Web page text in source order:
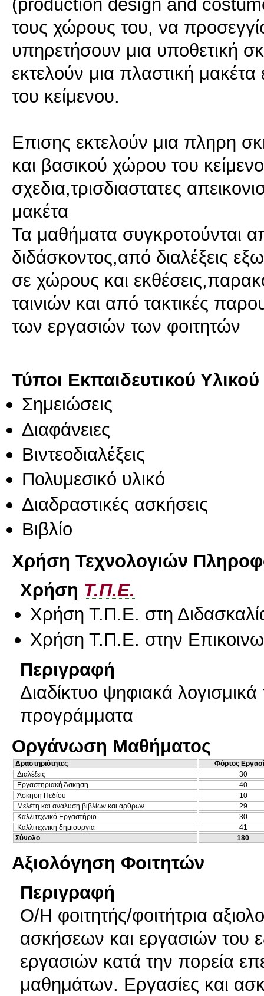
τους χώρους του, να
υπηρετήσουν μια υποθετική
εκτελούν μια πλαστική
του κείμενου.
Επισης εκτελούν μια πληρη
και βασικού χώρου του
σχεδια,τρισδιαστατες
μακέτα
Τα μαθήματα συγκροτούνται
διδάσκοντος,από διαλέξεις
σε χώρους και
ταινιών και από τακτικές
των εργασιών των φοιτητών
Τύποι Εκπαιδευτικού Υλικού
Σημειώσεις
Διαφάνειες
Βιντεοδιαλέξεις
Πολυμεσικό υλικό
Διαδραστικές ασκήσεις
Βιβλίο
Χρήση Τεχνολογιών
Χρήση Τ.Π.Ε.
Χρήση Τ.Π.Ε. στη
Χρήση Τ.Π.Ε. στην
Περιγραφή
Διαδίκτυο ψηφιακά
προγράμματα
Οργάνωση Μαθήματος
Δραστηριότητες
Φόρτος
Διαλέξεις
30
Εργαστηριακή Άσκηση
40
Άσκηση Πεδίου
10
Μελέτη και ανάλυση βιβλίων και άρθρων
29
Καλλιτεχνικό Εργαστήριο
30
Καλλιτεχνική δημιουργία
41
Σύνολο
180
Αξιολόγηση Φοιτητών
Περιγραφή
Ο/Η φοιτητής/φοιτήτρια
ασκήσεων και εργασιών του
εργασιών κατά την πορεία
μαθημάτων. Εργασίες και